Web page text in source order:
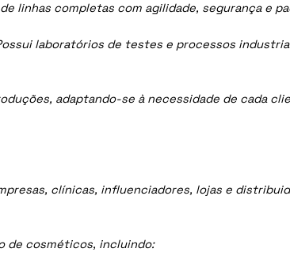
linhas completas com agilidade, segurança e
laboratórios de testes e processos
adaptando-se à necessidade de cada
clínicas, influenciadores, lojas e
de cosméticos, incluindo: